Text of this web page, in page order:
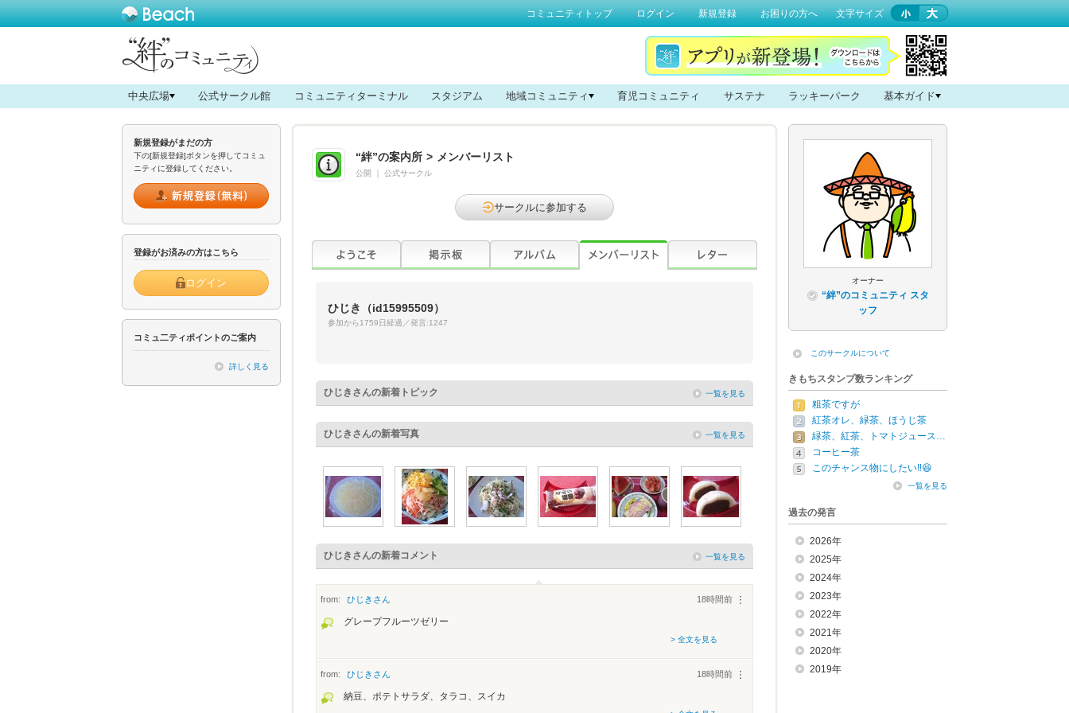
コミュニティトップ ログイン 新規登録 お困りの方へ 文字サイズ
中央広場 公式サークル館 コミュニティターミナル スタジアム 地域コミュニティ 育児コミュニティ サステナ ラッキーパーク 基本ガイド
新規登録がまだの方
下の[新規登録]ボタンを押してコミュ
ニティに登録してください。
登録がお済みの方はこちら
ログイン
コミュ二ティポイントのご案内
詳しく見る
“絆”の案内所 > メンバーリスト
公開 公式サークル
サークルに参加する
ひじき （id15995509）
参加から1759日経過／発言:1247
ひじき さんの新着トピック 一覧を見る
ひじき さんの新着写真 一覧を見る
ひじき さんの新着コメント 一覧を見る
from: ひじき さん ︙
18時間前
グレープフルーツゼリー
> 全文を見る
from: ひじき さん ︙
18時間前
納豆、ポテトサラダ、タラコ、スイカ
オーナー
“絆”のコミュニティ スタ
ッフ
このサークルについて
きもちスタンプ数ランキング
粗茶ですが
紅茶オレ、緑茶、ほうじ茶
緑茶、紅茶、トマトジュース…
コーヒー茶
このチャンス物にしたい‼️😆
一覧を見る
過去の発言
2026年
2025年
2024年
2023年
2022年
2021年
2020年
2019年